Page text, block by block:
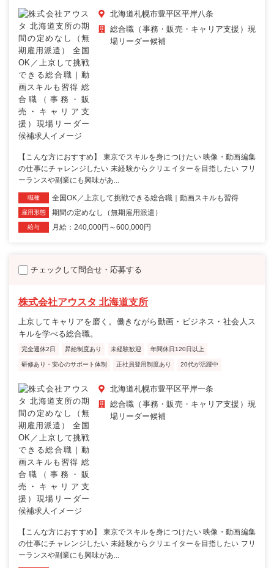
北海道札幌市豊平区平岸八条
総合職（事務・販売・キャリア支援）現
場リーダー候補
【こんな方におすすめ】 東京でスキルを身につけたい 映像・動画編集
の仕事にチャレンジしたい 未経験からクリエイターを目指したい フリ
ーランスや副業にも興味があ...
職種 全国OK／上京して挑戦できる総合職｜動画スキルも習得
雇用形態 期間の定めなし（無期雇用派遣）
給与 月給：240,000円～600,000円
チェックして問合せ・応募する
株式会社アウスタ 北海道支所
上京してキャリアを磨く。働きながら動画・ビジネス・社会人ス
キルを学べる総合職。
完全週休2日 昇給制度あり 未経験歓迎 年間休日120日以上
研修あり・安心のサポート体制 正社員登用制度あり 20代が活躍中
北海道札幌市豊平区平岸一条
総合職（事務・販売・キャリア支援）現
場リーダー候補
【こんな方におすすめ】 東京でスキルを身につけたい 映像・動画編集
の仕事にチャレンジしたい 未経験からクリエイターを目指したい フリ
ーランスや副業にも興味があ...